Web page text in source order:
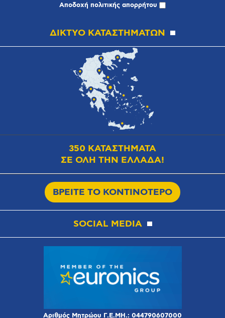
Αποδοχή πολιτικής απορρήτου
ΔΙΚΤΥΟ ΚΑΤΑΣΤΗΜΑΤΩΝ
350 ΚΑΤΑΣΤΗΜΑΤΑ
ΣΕ ΟΛΗ ΤΗΝ ΕΛΛΑΔΑ!
ΒΡΕΙΤΕ ΤΟ ΚΟΝΤΙΝΟΤΕΡΟ
SOCIAL MEDIA